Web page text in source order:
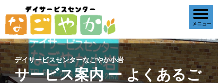
デイサービスセンターなごやか小岩
サービス案内 ー よくあるご